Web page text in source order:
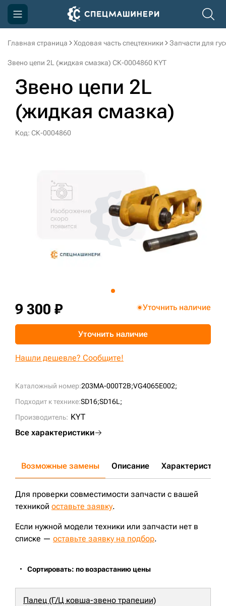
Главная страница Ходовая часть спецтехники Запчасти для
Звено цепи 2L (жидкая смазка) СК-0004860 KYT
Звено цепи 2L
(жидкая смазка)
Код: СК-0004860
Каталожный номер:203MA-000T2B;VG4065E002;
Подходит к технике:SD16;SD16L;
Производитель: KYT
Все характеристики
9 300 ₽ Уточнить наличие
Уточнить наличие
Нашли дешевле? Сообщите!
Возможные замены Описание Характеристики
Для проверки совместимости запчасти с вашей
техникой оставьте заявку.
Если нужной модели техники или запчасти нет в
списке — оставьте заявку на подбор.
Сортировать: по возрастанию цены
Палец (Г/Ц ковша-звено трапеции)
Компания
Доставка и оплата
Информация
Контакты
sksale@skdst.ru
+7 (499) 394-50-93